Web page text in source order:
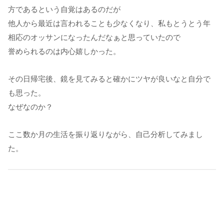
方であるという自覚はあるのだが
他人から最近は言われることも少なくなり、私もとうとう年
相応のオッサンになったんだなぁと思っていたので
誉められるのは内心嬉しかった。
その日帰宅後、鏡を見てみると確かにツヤが良いなと自分で
も思った。
なぜなのか？
ここ数か月の生活を振り返りながら、自己分析してみまし
た。